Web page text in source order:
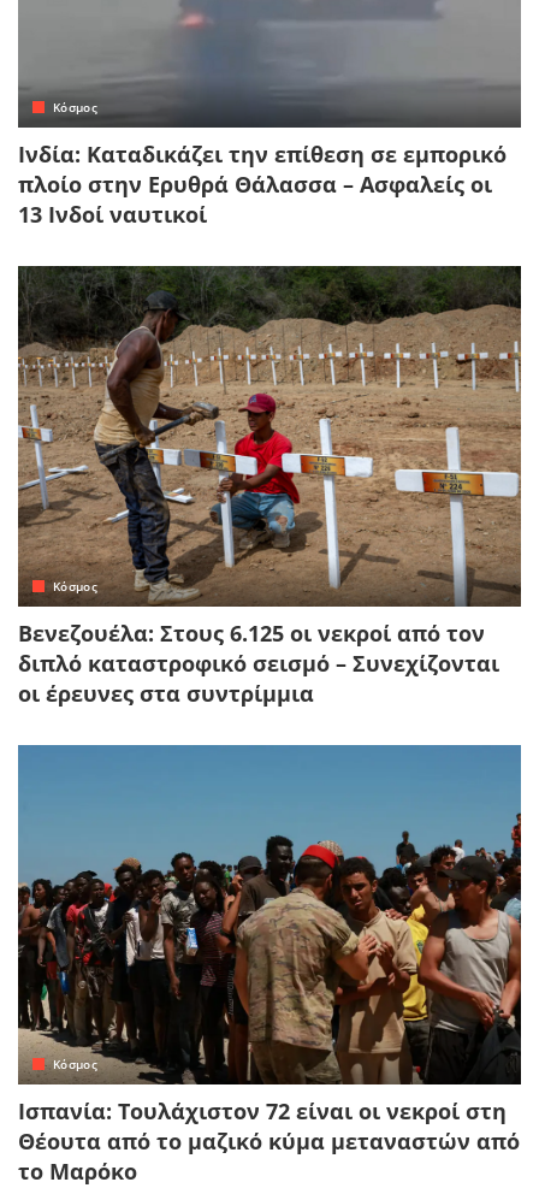
Κόσμος
Ινδία: Καταδικάζει την επίθεση σε εμπορικό
πλοίο στην Ερυθρά Θάλασσα – Ασφαλείς οι
13 Ινδοί ναυτικοί
Κόσμος
Βενεζουέλα: Στους 6.125 οι νεκροί από τον
διπλό καταστροφικό σεισμό – Συνεχίζονται
οι έρευνες στα συντρίμμια
Κόσμος
Ισπανία: Τουλάχιστον 72 είναι οι νεκροί στη
Θέουτα από το μαζικό κύμα μεταναστών από
το Μαρόκο